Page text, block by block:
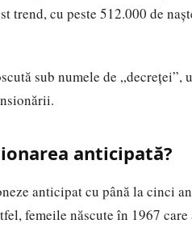
trend, cu peste 512.000 de
sub numele de „decreței”,
anticipată?
anticipat cu până la cinci
femeile născute în 1967